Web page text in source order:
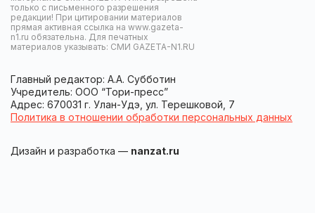
только с письменного разрешения
редакции! При цитировании материалов
прямая активная ссылка на www.gazeta-
n1.ru обязательна. Для печатных
материалов указывать: СМИ GAZETA-N1.RU
Главный редактор: А.А. Субботин
Учредитель: ООО “Тори-пресс”
Адрес: 670031 г. Улан-Удэ, ул. Терешковой, 7
Политика в отношении обработки персональных данных
Дизайн и разработка — nanzat.ru